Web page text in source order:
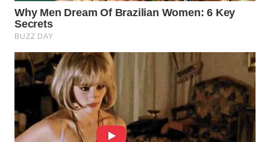
WAHANA
TRAVEL
TV
WAHANANEWS
ID
WAHANANEWS